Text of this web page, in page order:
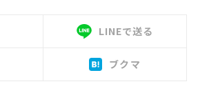
LINEで送る
ブクマ